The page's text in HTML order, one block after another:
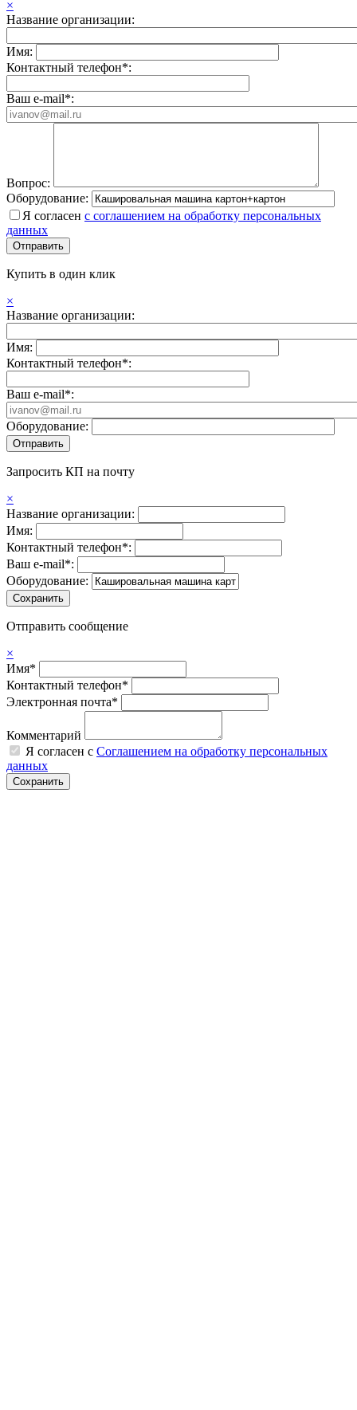
×
Название организации:
Имя:
Контактный телефон*:
Ваш e-mail*:
Вопрос:
Оборудование:
Я согласен с соглашением на обработку персональных
данных
Купить в один клик
×
Название организации:
Имя:
Контактный телефон*:
Ваш e-mail*:
Оборудование:
Запросить КП на почту
×
Название организации:
Имя:
Контактный телефон*:
Ваш e-mail*:
Оборудование:
Отправить сообщение
×
Имя*
Контактный телефон*
Электронная почта*
Комментарий
Я согласен с Соглашением на обработку персональных
данных